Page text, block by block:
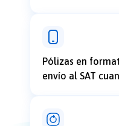
Pólizas en
envío al SAT